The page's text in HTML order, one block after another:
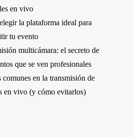
en vivo
la plataforma ideal para
tu evento
multicámara: el secreto de
que se ven profesionales
comunes en la transmisión de
en vivo (y cómo evitarlos)